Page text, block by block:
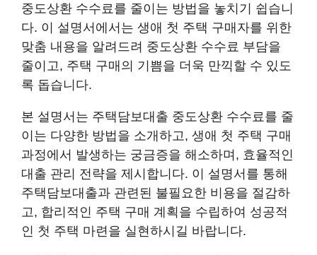
중도상환 수수료를 줄이는 방법을 놓치기 쉽습니
다. 이 설명서에서는 생애 첫 주택 구매자를 위한
맞춤 내용을 알려드려 중도상환 수수료 부담을
줄이고, 주택 구매의 기쁨을 더욱 만끽할 수 있도
록 돕습니다.
본 설명서는 주택담보대출 중도상환 수수료를 줄
이는 다양한 방법을 소개하고, 생애 첫 주택 구매
과정에서 발생하는 궁금증을 해소하며, 효율적인
대출 관리 전략을 제시합니다. 이 설명서를 통해
주택담보대출과 관련된 불필요한 비용을 절감하
고, 합리적인 주택 구매 계획을 수립하여 성공적
인 첫 주택 마련을 실현하시길 바랍니다.